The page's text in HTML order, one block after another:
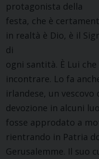
protagonista della
festa, che è
in realtà è Dio, è il
di
ogni santità. È Lui
incontrare. Lo fa
irlandese, un
devozione in alcuni
fosse approdato a
rientrando in Patria
Gerusalemme. Il suo